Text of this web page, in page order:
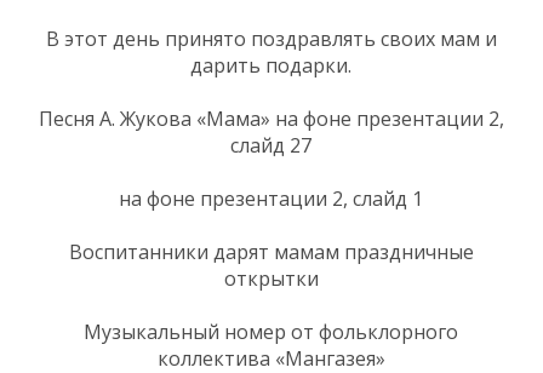
В этот день принято поздравлять своих мам и
дарить подарки.
Песня А. Жукова «Мама» на фоне презентации 2,
слайд 27
на фоне презентации 2, слайд 1
Воспитанники дарят мамам праздничные
открытки
Музыкальный номер от фольклорного
коллектива «Мангазея»